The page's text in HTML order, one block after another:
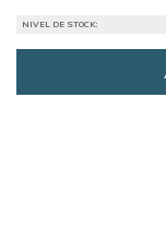
NIVEL DE STOCK: